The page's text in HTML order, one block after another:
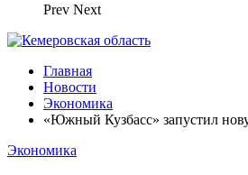
Prev Next
Главная
Новости
Экономика
«Южный Кузбасс» запустил
Экономика